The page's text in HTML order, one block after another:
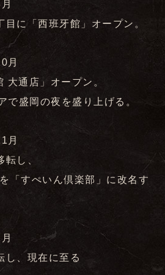
に「西班牙館」オープン。
月
通店」オープン。
で盛岡の夜を盛り上げる。
月
し、
「すぺいん倶楽部」に改名す
し、現在に至る